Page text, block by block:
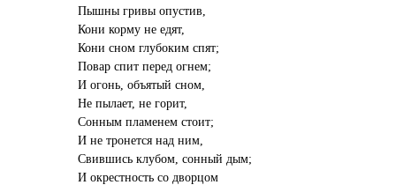
Пышны гривы опустив,
Кони корму не едят,
Кони сном глубоким спят;
Повар спит перед огнем;
И огонь, объятый сном,
Не пылает, не горит,
Сонным пламенем стоит;
И не тронется над ним,
Свившись клубом, сонный дым;
И окрестность со дворцом